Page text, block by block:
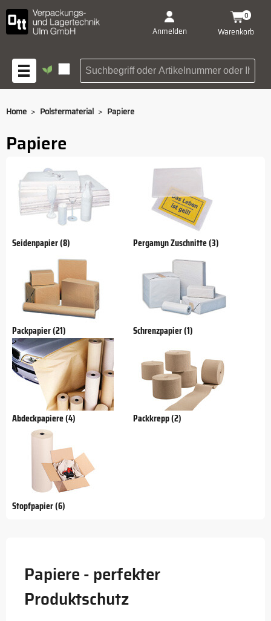
Anmelden Warenkorb
0
Suchbegriff oder
Home > Polstermaterial > Papiere
Papiere
Seidenpapier (8) Pergamyn Zuschnitte (3)
Packpapier (21) Schrenzpapier (1)
Abdeckpapiere (4) Packkrepp (2)
Stopfpapier (6)
Papiere - perfekter
Produktschutz